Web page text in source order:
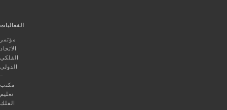
الفعاليات
مؤتمر
الاتحاد
الفلكي
الدولي
–
مكتب
تعليم
الفلك